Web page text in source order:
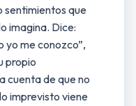
sentimientos que
imagina. Dice:
yo me conozco”,
propio
cuenta de que no
imprevisto viene